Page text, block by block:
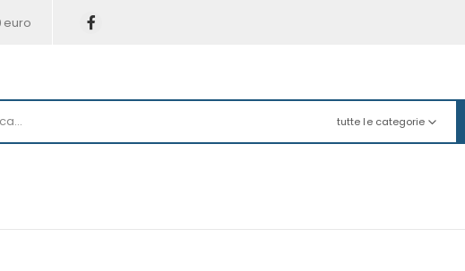
euro
tutte le categorie